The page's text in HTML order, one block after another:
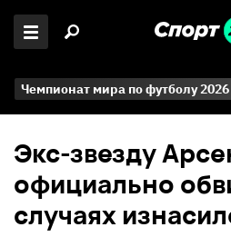
Чемпионат мира по футболу 2026
Экс-звезду
официально
случаях